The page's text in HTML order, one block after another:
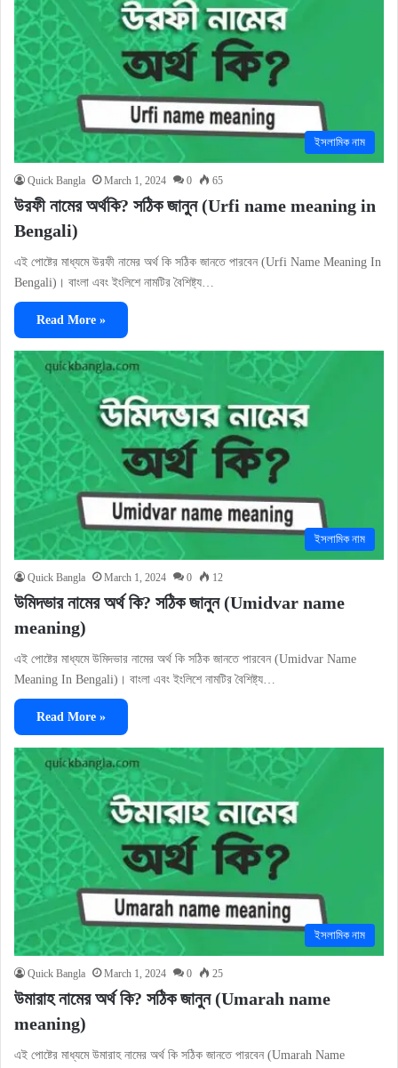
ইসলামিক নাম
Quick Bangla March 1, 2024 0 65
উরফী নামের অর্থকি? সঠিক জানুন (Urfi name meaning in
Bengali)
এই পোষ্টের মাধ্যমে উরফী নামের অর্থ কি সঠিক জানতে পারবেন (Urfi Name Meaning In
Bengali)। বাংলা এবং ইংলিশে নামটির বৈশিষ্ট্য…
Read More »
ইসলামিক নাম
Quick Bangla March 1, 2024 0 12
উমিদভার নামের অর্থ কি? সঠিক জানুন (Umidvar name
meaning)
এই পোষ্টের মাধ্যমে উমিদভার নামের অর্থ কি সঠিক জানতে পারবেন (Umidvar Name
Meaning In Bengali)। বাংলা এবং ইংলিশে নামটির বৈশিষ্ট্য…
Read More »
ইসলামিক নাম
Quick Bangla March 1, 2024 0 25
উমারাহ নামের অর্থ কি? সঠিক জানুন (Umarah name
meaning)
এই পোষ্টের মাধ্যমে উমারাহ নামের অর্থ কি সঠিক জানতে পারবেন (Umarah Name